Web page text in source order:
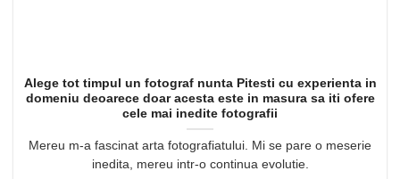
Alege tot timpul un fotograf nunta Pitesti cu experienta in
domeniu deoarece doar acesta este in masura sa iti ofere
cele mai inedite fotografii
Mereu m-a fascinat arta fotografiatului. Mi se pare o meserie
inedita, mereu intr-o continua evolutie.